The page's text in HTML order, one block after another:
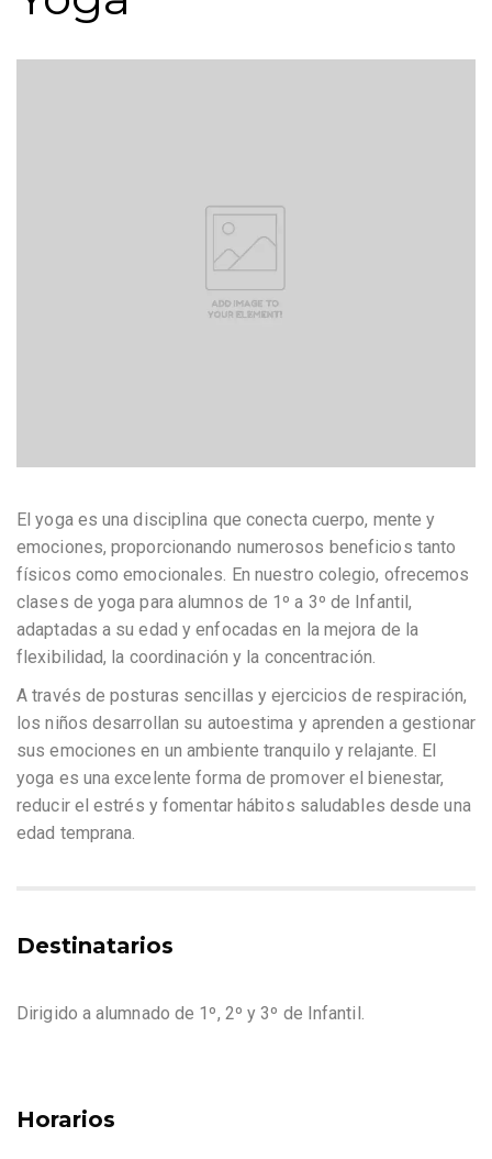
El yoga es una disciplina que conecta cuerpo, mente y
emociones, proporcionando numerosos beneficios tanto
físicos como emocionales. En nuestro colegio, ofrecemos
clases de yoga para alumnos de 1º a 3º de Infantil,
adaptadas a su edad y enfocadas en la mejora de la
flexibilidad, la coordinación y la concentración.
A través de posturas sencillas y ejercicios de respiración,
los niños desarrollan su autoestima y aprenden a gestionar
sus emociones en un ambiente tranquilo y relajante. El
yoga es una excelente forma de promover el bienestar,
reducir el estrés y fomentar hábitos saludables desde una
edad temprana.
Destinatarios
Dirigido a alumnado de 1º, 2º y 3º de Infantil.
Horarios